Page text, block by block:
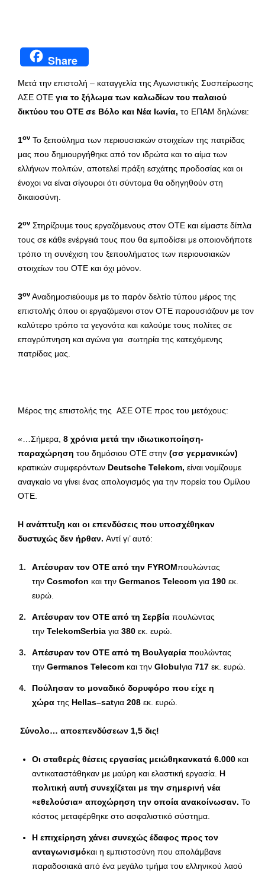
Share
Μετά την επιστολή – καταγγελία της Αγωνιστικής Συσπείρωσης
ΑΣΕ ΟΤΕ για το ξήλωμα των καλωδίων του παλαιού
δικτύου του ΟΤΕ σε Βόλο και Νέα Ιωνία, το ΕΠΑΜ δηλώνει:
1ον Το ξεπούλημα των περιουσιακών στοιχείων της πατρίδας
μας που δημιουργήθηκε από τον ιδρώτα και το αίμα των
ελλήνων πολιτών, αποτελεί πράξη εσχάτης προδοσίας και οι
ένοχοι να είναι σίγουροι ότι σύντομα θα οδηγηθούν στη
δικαιοσύνη.
2ον Στηρίζουμε τους εργαζόμενους στον ΟΤΕ και είμαστε δίπλα
τους σε κάθε ενέργειά τους που θα εμποδίσει με οποιονδήποτε
τρόπο τη συνέχιση του ξεπουλήματος των περιουσιακών
στοιχείων του ΟΤΕ και όχι μόνον.
3ον Αναδημοσιεύουμε με το παρόν δελτίο τύπου μέρος της
επιστολής όπου οι εργαζόμενοι στον ΟΤΕ παρουσιάζουν με τον
καλύτερο τρόπο τα γεγονότα και καλούμε τους πολίτες σε
επαγρύπνηση και αγώνα για σωτηρία της κατεχόμενης
πατρίδας μας.
Μέρος της επιστολής της ΑΣΕ ΟΤΕ προς του μετόχους:
«…Σήμερα, 8 χρόνια μετά την ιδιωτικοποίηση-
παραχώρηση του δημόσιου ΟΤΕ στην (σσ γερμανικών)
κρατικών συμφερόντων Deutsche Telekom, είναι νομίζουμε
αναγκαίο να γίνει ένας απολογισμός για την πορεία του Ομίλου
ΟΤΕ.
Η ανάπτυξη και οι επενδύσεις που υποσχέθηκαν
δυστυχώς δεν ήρθαν. Αντί γι’ αυτό:
Απέσυραν τον ΟΤΕ από την FYROMπουλώντας
την Cosmofon και την Germanos Telecom για 190 εκ.
ευρώ.
Απέσυραν τον ΟΤΕ από τη Σερβία πουλώντας
την TelekomSerbia για 380 εκ. ευρώ.
Απέσυραν τον ΟΤΕ από τη Βουλγαρία πουλώντας
την Germanos Telecom και την Globulγια 717 εκ. ευρώ.
Πούλησαν το μοναδικό δορυφόρο που είχε η
χώρα της Hellas–satγια 208 εκ. ευρώ.
Σύνολο… αποεπενδύσεων 1,5 δις!
Οι σταθερές θέσεις εργασίας μειώθηκανκατά 6.000 και
αντικαταστάθηκαν με μαύρη και ελαστική εργασία. Η
πολιτική αυτή συνεχίζεται με την σημερινή νέα
«εθελούσια» αποχώρηση την οποία ανακοίνωσαν. Το
κόστος μεταφέρθηκε στο ασφαλιστικό σύστημα.
Η επιχείρηση χάνει συνεχώς έδαφος προς τον
ανταγωνισμόκαι η εμπιστοσύνη που απολάμβανε
παραδοσιακά από ένα μεγάλο τμήμα του ελληνικού λαού